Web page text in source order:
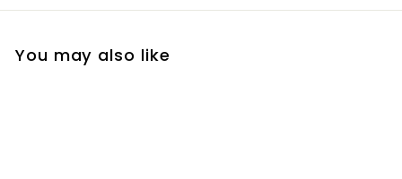
You may also like